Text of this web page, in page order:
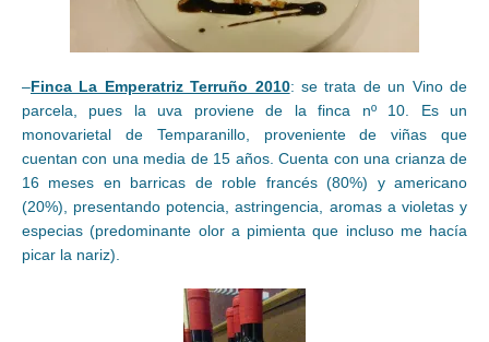
–Finca La Emperatriz Terruño 2010: se trata de un Vino de
parcela, pues la uva proviene de la finca nº 10. Es un
monovarietal de Temparanillo, proveniente de viñas que
cuentan con una media de 15 años. Cuenta con una crianza de
16 meses en barricas de roble francés (80%) y americano
(20%), presentando potencia, astringencia, aromas a violetas y
especias (predominante olor a pimienta que incluso me hacía
picar la nariz).